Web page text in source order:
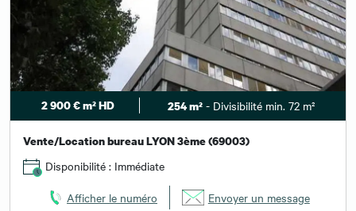
2 900 € m² HD 254 m² - Divisibilité min. 72 m²
Vente/Location bureau LYON 3ème (69003)
Disponibilité : Immédiate
Afficher le numéro Envoyer un message